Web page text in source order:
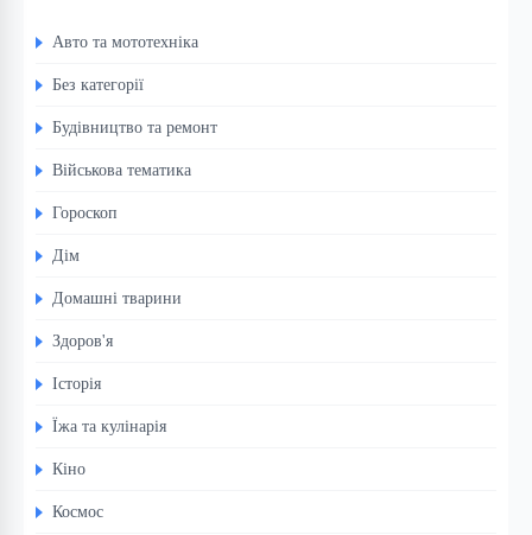
Авто та мототехніка
Без категорії
Будівництво та ремонт
Військова тематика
Гороскоп
Дім
Домашні тварини
Здоров'я
Історія
Їжа та кулінарія
Кіно
Космос